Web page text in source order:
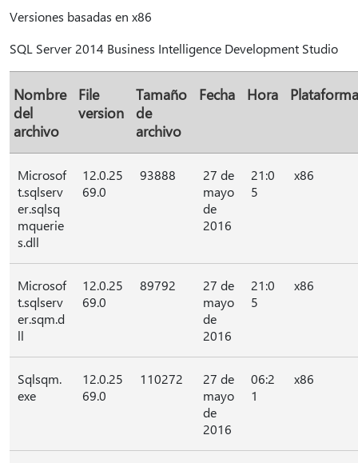
Versiones basadas en x86
SQL Server 2014 Business Intelligence Development Studio
Nombre
del
archivo
File
version
Tamaño
de
archivo
Fecha Hora Plataforma
Microsof
t.sqlserv
er.sqlsq
mquerie
s.dll
12.0.25
69.0
93888
27 de
mayo
de
2016
21:0
5
x86
Microsof
t.sqlserv
er.sqm.d
ll
12.0.25
69.0
89792
27 de
mayo
de
2016
21:0
5
x86
Sqlsqm.
exe
12.0.25
69.0
110272
27 de
mayo
de
2016
06:2
1
x86